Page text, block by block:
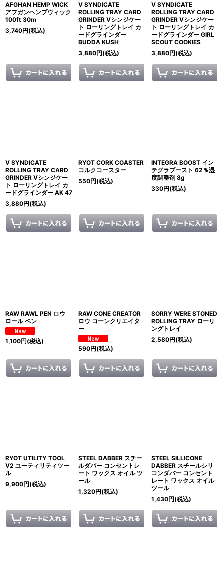
AFGHAN HEMP WICK
アフガンヘンプウィック
100ft 30m
3,740円(税込)
V SYNDICATE
ROLLING TRAY CARD
GRINDER Vシンジケー
ト ローリングトレイ カ
ードグラインダー
BUDDA KUSH
3,880円(税込)
V SYNDICATE
ROLLING TRAY CARD
GRINDER Vシンジケー
ト ローリングトレイ カ
ードグラインダー GIRL
SCOUT COOKIES
3,880円(税込)
V SYNDICATE
ROLLING TRAY CARD
GRINDER Vシンジケー
ト ローリングトレイ カ
ードグラインダー AK 47
3,880円(税込)
RYOT CORK COASTER
コルクコースター
550円(税込)
INTEGRA BOOST イン
テグラブースト 62％湿
度調整剤 8g
330円(税込)
RAW RAWL PEN ロウ
ロール ペン
1,100円(税込)
RAW CONE CREATOR
ロウ コーンクリエイタ
ー
590円(税込)
SORRY WERE STONED
ROLLING TRAY ローリ
ングトレイ
2,580円(税込)
RYOT UTILITY TOOL
V2 ユーティリティツー
ル
9,900円(税込)
STEEL DABBER スチー
ルダバー コンセントレ
ート ワックス オイル ツ
ール
1,320円(税込)
STEEL SILLICONE
DABBER スチールシリ
コンダバー コンセント
レート ワックス オイル
ツール
1,430円(税込)